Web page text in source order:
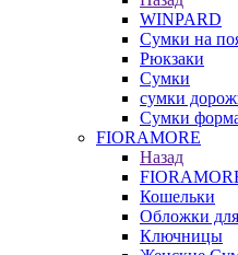
WINPARD
Сумки на
Рюкзаки
Сумки
сумки
Сумки
FIORAMORE
Назад
Кошельки
Обложки
Ключницы